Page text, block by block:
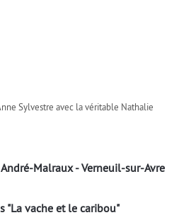
Sylvestre avec la véritable Nathalie
Malraux - Verneuil-sur-Avre
"La vache et le caribou"